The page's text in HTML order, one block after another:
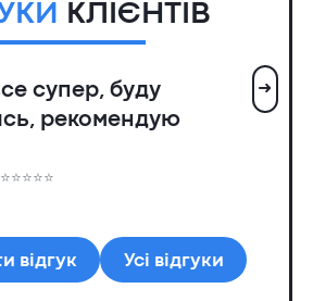
КЛІЄНТІВ
супер, буду
рекомендую
➜
відгук Усі відгуки